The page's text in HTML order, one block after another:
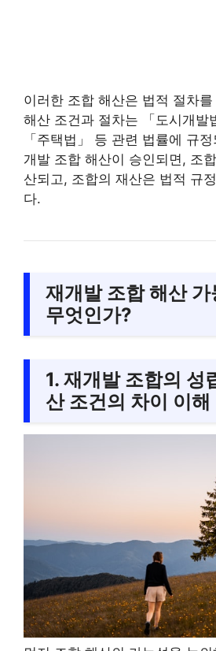
이러한 조합 해산은 법적 절차
해산 조건과 절차는 「도시개발
「주택법」 등 관련 법률에 규
개발 조합 해산이 승인되면, 조
산되고, 조합의 재산은 법적 규
다.
재개발 조합 해산
무엇인가?
1. 재개발 조합의 성
산 조건의 차이 이해